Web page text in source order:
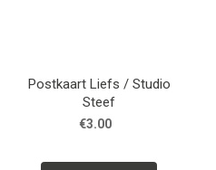
Postkaart Liefs / Studio
Steef
€3.00